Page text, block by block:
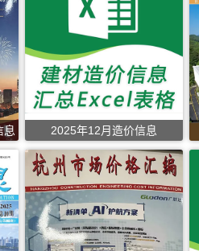
息 2025年12月造价信息